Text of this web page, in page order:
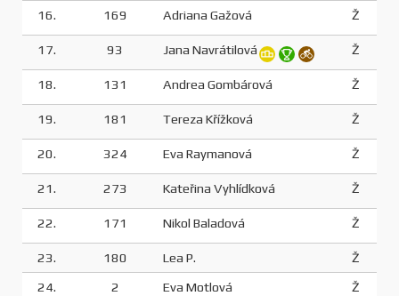
16.
169 Adriana Gažová Ž
17. 93 Jana Navrátilová Ž
18. 131 Andrea Gombárová Ž
19. 181 Tereza Křížková Ž
20. 324 Eva Raymanová Ž
21. 273 Kateřina Vyhlídková Ž
22. 171 Nikol Baladová Ž
23. 180 Lea P.
Ž
24.
2 Eva Motlová Ž